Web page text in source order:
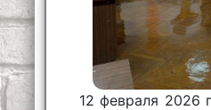
12 февраля 2026